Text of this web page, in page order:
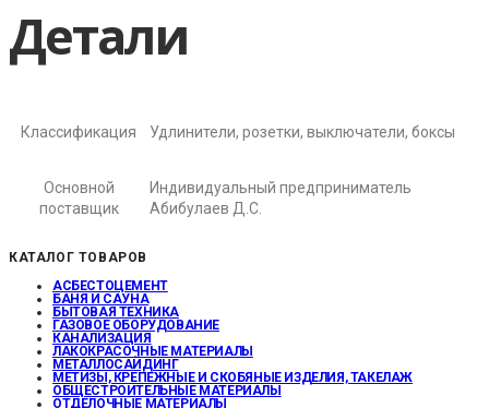
Детали
Классификация Удлинители, розетки, выключатели, боксы
Основной
поставщик
Индивидуальный предприниматель
Абибулаев Д.С.
КАТАЛОГ ТОВАРОВ
АСБЕСТОЦЕМЕНТ
БАНЯ И САУНА
БЫТОВАЯ ТЕХНИКА
ГАЗОВОЕ ОБОРУДОВАНИЕ
КАНАЛИЗАЦИЯ
ЛАКОКРАСОЧНЫЕ МАТЕРИАЛЫ
МЕТАЛЛОСАЙДИНГ
МЕТИЗЫ, КРЕПЕЖНЫЕ И СКОБЯНЫЕ ИЗДЕЛИЯ, ТАКЕЛАЖ
ОБЩЕСТРОИТЕЛЬНЫЕ МАТЕРИАЛЫ
ОТДЕЛОЧНЫЕ МАТЕРИАЛЫ